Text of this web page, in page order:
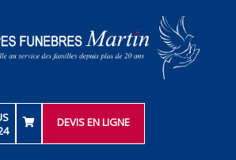
DEVIS EN LIGNE